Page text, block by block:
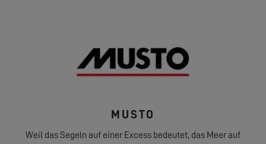
MUSTO
Weil das Segeln auf einer Excess bedeutet, das Meer auf